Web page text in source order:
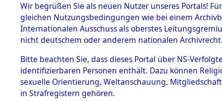
BESTÄNDE
1.
Inhaftierungsdoku
mente
1.2.9 Beim ITS
verwahrte
14Akten
Wir begrüßen Sie als neuen Nutzer unseres Portals!
gleichen Nutzungsbedingungen wie bei einem
Internationalen Ausschuss als oberstes
nicht deutschem oder anderem nationalen
Bitte beachten Sie, dass dieses Portal über NS-
identifizierbaren Personen enthält. Dazu können
sexuelle Orientierung, Weltanschauung,
in Strafregistern gehören.